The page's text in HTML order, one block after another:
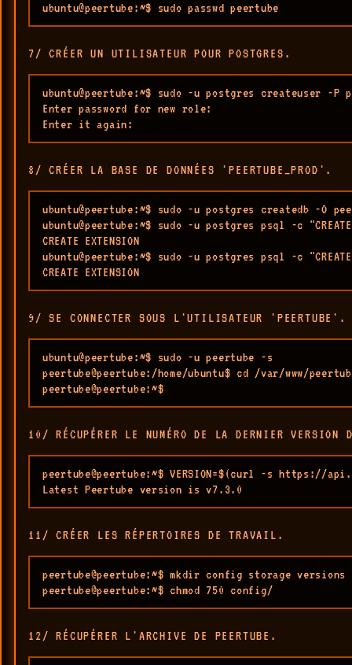
ubuntu@peertube:~$ sudo passwd peertube
7/ CRÉER UN UTILISATEUR POUR POSTGRES.
ubuntu@peertube:~$ sudo -u postgres createuser -P
Enter password for new role:
Enter it again:
8/ CRÉER LA BASE DE DONNÉES 'PEERTUBE_PROD'.
ubuntu@peertube:~$ sudo -u postgres createdb -O
ubuntu@peertube:~$ sudo -u postgres psql -c
CREATE EXTENSION
ubuntu@peertube:~$ sudo -u postgres psql -c
CREATE EXTENSION
9/ SE CONNECTER SOUS L'UTILISATEUR 'PEERTUBE'.
ubuntu@peertube:~$ sudo -u peertube -s
peertube@peertube:/home/ubuntu$ cd /var/www/
peertube@peertube:~$
10/ RÉCUPÉRER LE NUMÉRO DE LA DERNIER VERSION
peertube@peertube:~$ VERSION=$(curl -s https://
Latest Peertube version is v7.3.0
11/ CRÉER LES RÉPERTOIRES DE TRAVAIL.
peertube@peertube:~$ mkdir config storage versions
peertube@peertube:~$ chmod 750 config/
12/ RÉCUPÉRER L'ARCHIVE DE PEERTUBE.